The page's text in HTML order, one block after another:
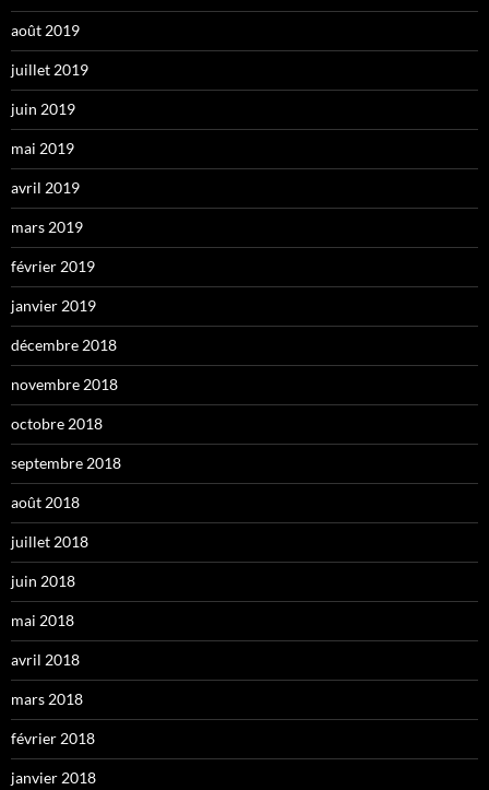
août 2019
juillet 2019
juin 2019
mai 2019
avril 2019
mars 2019
février 2019
janvier 2019
décembre 2018
novembre 2018
octobre 2018
septembre 2018
août 2018
juillet 2018
juin 2018
mai 2018
avril 2018
mars 2018
février 2018
janvier 2018